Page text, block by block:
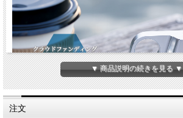
▼ 商品説明の続きを見る ▼
注文